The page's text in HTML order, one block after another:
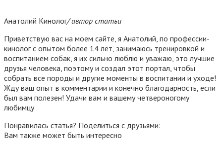
Анатолий Кинолог/ автор статьи
Приветствую вас на моем сайте, я Анатолий, по профессии-
кинолог с опытом более 14 лет, занимаюсь тренировкой и
воспитанием собак, я их сильно люблю и уважаю, это лучшие
друзья человека, поэтому и создал этот портал, чтобы
собрать все породы и другие моменты в воспитании и уходе!
Жду ваш опыт в комментарии и конечно благодарность, если
был вам полезен! Удачи вам и вашему четвероногому
любимцу
Понравилась статья? Поделиться с друзьями:
Вам также может быть интересно